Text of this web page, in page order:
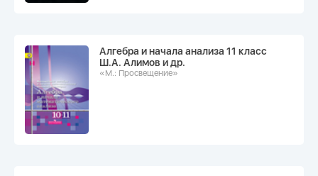
Алгебра и начала анализа 11 класс
Ш.А. Алимов и др.
«М.: Просвещение»